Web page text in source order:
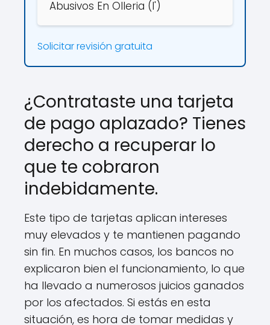
Abusivos En Olleria (l')
Solicitar revisión gratuita
¿Contrataste una tarjeta
de pago aplazado? Tienes
derecho a recuperar lo
que te cobraron
indebidamente.
Este tipo de tarjetas aplican intereses
muy elevados y te mantienen pagando
sin fin. En muchos casos, los bancos no
explicaron bien el funcionamiento, lo que
ha llevado a numerosos juicios ganados
por los afectados. Si estás en esta
situación, es hora de tomar medidas y